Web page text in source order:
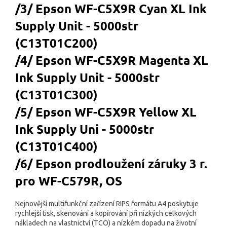
/3/ Epson WF-C5X9R Cyan XL Ink
Supply Unit - 5000str
(C13T01C200)
/4/ Epson WF-C5X9R Magenta XL
Ink Supply Unit - 5000str
(C13T01C300)
/5/ Epson WF-C5X9R Yellow XL
Ink Supply Uni - 5000str
(C13T01C400)
/6/ Epson prodloužení záruky 3 r.
pro WF-C579R, OS
Nejnovější multifunkční zařízení RIPS formátu A4 poskytuje
rychlejší tisk, skenování a kopírování při nízkých celkových
nákladech na vlastnictví (TCO) a nízkém dopadu na životní